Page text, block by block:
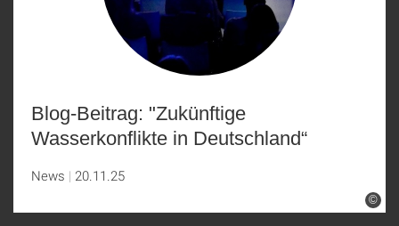
©
Blog-Beitrag: "Zukünftige
Wasserkonflikte in Deutschland“
News 20.11.25